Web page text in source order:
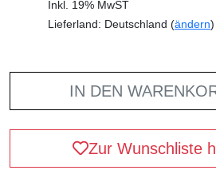
Inkl. 19% MwST
Lieferland: Deutschland (ändern)
IN DEN
Zur Wunschliste